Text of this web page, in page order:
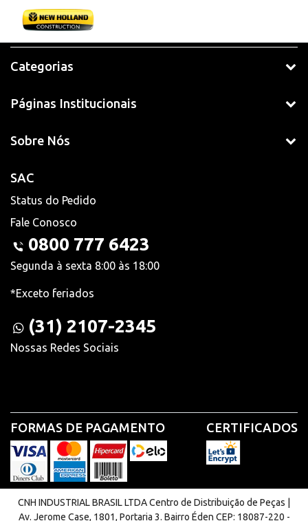
Categorias
Páginas Institucionais
Sobre Nós
SAC
Status do Pedido
Fale Conosco
0800 777 6423
Segunda à sexta 8:00 às 18:00
*Exceto feriados
(31) 2107-2345
Nossas Redes Sociais
FORMAS DE PAGAMENTO CERTIFICADOS
CNH INDUSTRIAL BRASIL LTDA Centro de Distribuição de Peças |
Av. Jerome Case, 1801, Portaria 3. Bairro Éden CEP: 18087-220 -